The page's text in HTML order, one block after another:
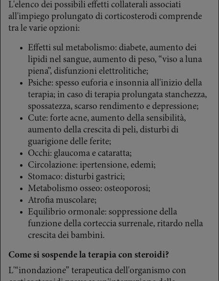
L'elenco dei possibili effetti collaterali associati
all'impiego prolungato di corticosterodi comprende
tra le varie opzioni:
Effetti sul metabolismo: diabete, aumento dei
lipidi nel sangue, aumento di peso, “viso a luna
piena”, disfunzioni elettrolitiche;
Psiche: spesso euforia e insonnia all'inizio della
terapia; in caso di terapia prolungata stanchezza,
spossatezza, scarso rendimento e depressione;
Cute: forte acne, aumento della sensibilità,
aumento della crescita di peli, disturbi di
guarigione delle ferite;
Occhi: glaucoma e cataratta;
Circolazione: ipertensione, edemi;
Stomaco: disturbi gastrici;
Metabolismo osseo: osteoporosi;
Atrofia muscolare;
Equilibrio ormonale: soppressione della
funzione della corteccia surrenale, ritardo nella
crescita dei bambini.
Come si sospende la terapia con steroidi?
L'“inondazione” terapeutica dell'organismo con